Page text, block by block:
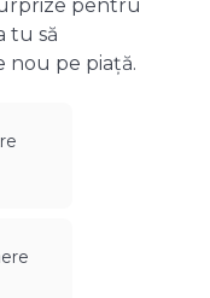
pentru
tu să
nou pe piață.